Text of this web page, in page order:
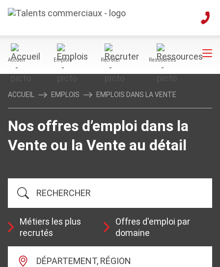
Accueil Emplois Recruter Ressources
ACCUEIL EMPLOIS EMPLOIS DANS LA VENTE
Nos offres d’emploi dans la
Vente ou la Vente au détail
Métiers les plus
recrutés
Offres d'emploi par
domaine
DÉPARTEMENT, RÉGION